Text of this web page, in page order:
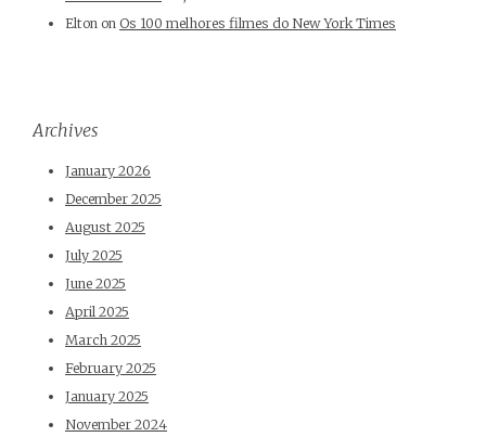
Elton on Os 100 melhores filmes do New York Times
Archives
January 2026
December 2025
August 2025
July 2025
June 2025
April 2025
March 2025
February 2025
January 2025
November 2024